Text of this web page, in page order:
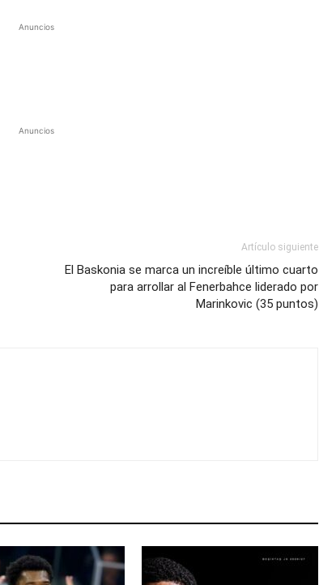
Anuncios
Anuncios
Artículo siguiente
El Baskonia se marca un increíble último cuarto
para arrollar al Fenerbahce liderado por
Marinkovic (35 puntos)